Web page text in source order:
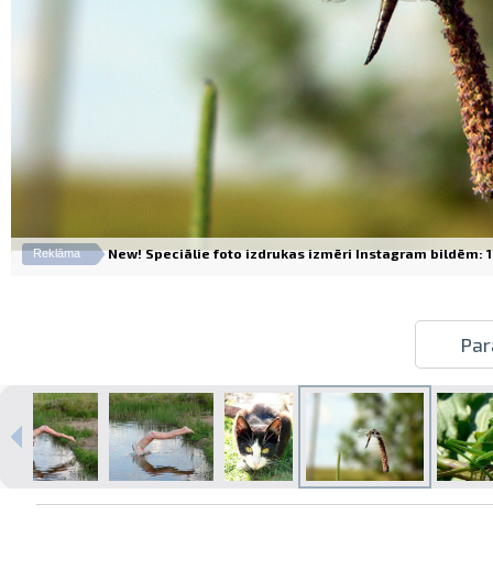
Izdrukas 1h laikā Rīgā – pasūtiet
tiešsaistē
Dažādi formāti un papīra veidi
Reklāma New! Speciālie foto izdrukas izmēri Instagram bildēm: